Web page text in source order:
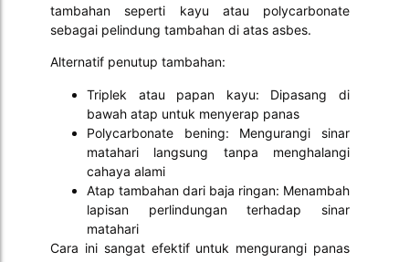
tambahan seperti kayu atau polycarbonate
sebagai pelindung tambahan di atas asbes.
Alternatif penutup tambahan:
Triplek atau papan kayu: Dipasang di
bawah atap untuk menyerap panas
Polycarbonate bening: Mengurangi sinar
matahari langsung tanpa menghalangi
cahaya alami
Atap tambahan dari baja ringan: Menambah
lapisan perlindungan terhadap sinar
matahari
Cara ini sangat efektif untuk mengurangi panas